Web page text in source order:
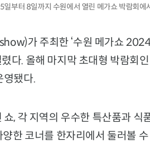
일부터 8일까지 수원에서 열린 메가쇼 박람회에
가 주최한 ‘수원 메가쇼
다. 올해 마지막 초대형 박람회
영됐다.
쇼, 각 지역의 우수한 특산품과 식
한 코너를 한자리에서 둘러볼